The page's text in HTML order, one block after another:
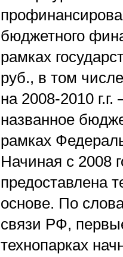
бюджетного
рамках
руб., в том
на 2008-2010
названное
рамках
Начиная с 2008
предоставлена
основе. По
связи РФ,
технопарках